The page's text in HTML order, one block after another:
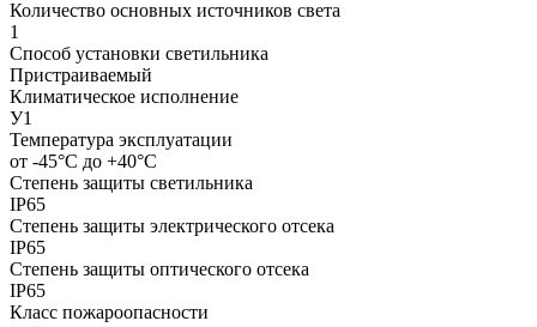
Количество основных источников света
1
Способ установки светильника
Пристраиваемый
Климатическое исполнение
У1
Температура эксплуатации
от -45°С до +40°С
Степень защиты светильника
IP65
Степень защиты электрического отсека
IP65
Степень защиты оптического отсека
IP65
Класс пожароопасности